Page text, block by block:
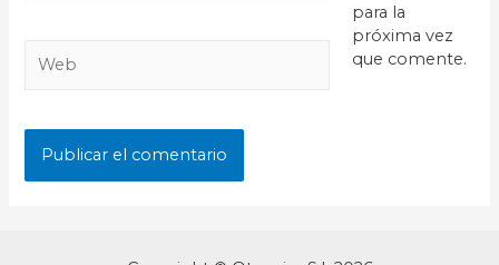
para la
próxima vez
que comente.